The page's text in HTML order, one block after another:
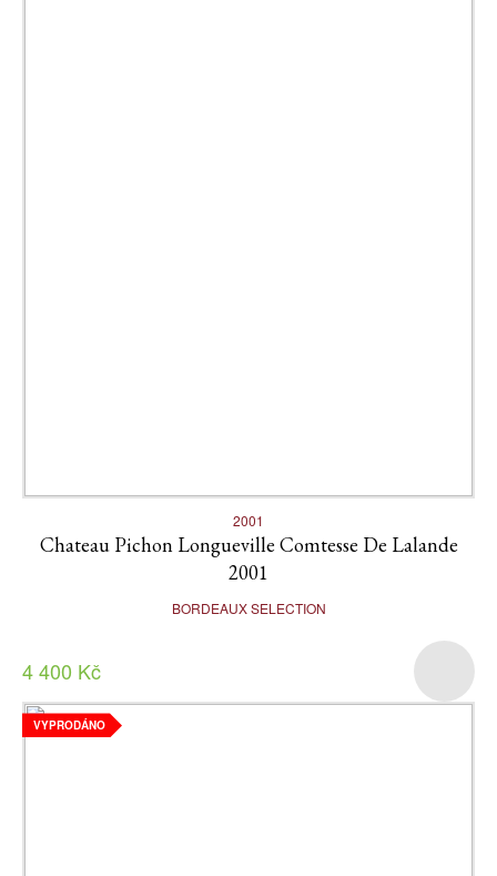
2001
Chateau Pichon Longueville Comtesse De Lalande
2001
BORDEAUX SELECTION
4 400 Kč
VYPRODÁNO